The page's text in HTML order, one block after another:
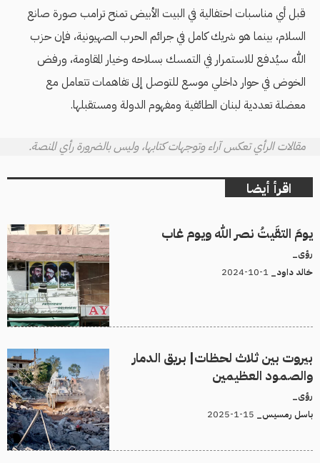
قبل أي مناسبات احتفالية في البيت الأبيض تمنح ترامب صورة صانع
السلام، بينما هو شريك كامل في جرائم الحرب الصهيونية، فإن حزب
الله سيُدفع للاستمرار في التمسك بسلاحه وخيار المقاومة، ورفض
الخوض في حوار داخلي موسع للتوصل إلى تفاهمات تتعامل مع
معضلة تعددية لبنان الطائفية ومفهوم الدولة ومستقبلها.
مقالات الرأي تعكس آراء وتوجهات كتابها، وليس بالضرورة رأي المنصة.
اقرأ أيضا
يومَ التقَيتُ نصر الله ويوم غاب
رؤى_
خالد داود_
بيروت بين ثلاث لحظات| بريق الدمار
والصمود العظيمين
رؤى_
باسل رمسيس_